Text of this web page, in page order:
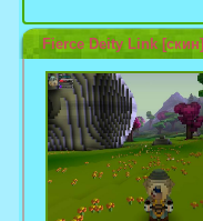
Fierce Deity Link [скин]